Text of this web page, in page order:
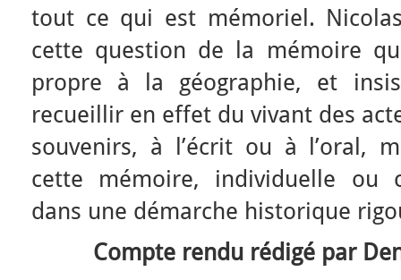
tout ce qui est mémoriel.
cette question de la mémoire
propre à la géographie, et
recueillir en effet du vivant des
souvenirs, à l’écrit ou à l’oral,
cette mémoire, individuelle ou
dans une démarche historique
Compte rendu rédigé par